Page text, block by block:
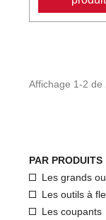
PAR PRODUITS
Les grands
Les outils à
Les coupants
Affichage 1-2 de